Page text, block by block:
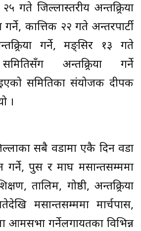
गते जिल्लास्तरीय अन्तक्र्रिया
कात्तिक २२ गते अन्तरपार्टी
गर्ने, मङ्सिर १३ गते
अन्तक्र्रिया गर्ने
समितिका संयोजक दीपक
।
सबै वडामा एकै दिन वडा
गर्ने, पुस र माघ मसान्तसम्ममा
तालिम, गोष्ठी, अन्तक्र्रिया
मसान्तसम्ममा मार्चपास,
गर्नेलगायतका विभिन्न